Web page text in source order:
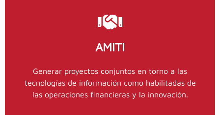
AMITI
Generar proyectos conjuntos en torno a las
tecnologías de información como habilitadas de
las operaciones financieras y la innovación.
Contacto IMEF
Stephanie Tinajero,
stinajero@imef.org.mx
y
9151 5100
ext. 0